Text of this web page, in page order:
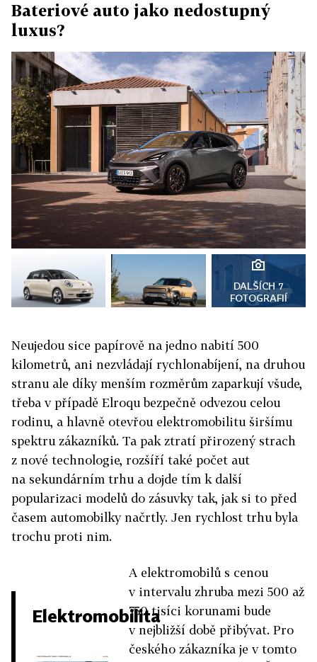
Bateriové auto jako nedostupný
luxus?
DALŠÍCH 7
FOTOGRAFIÍ
Neujedou sice papírově na jedno nabití 500
kilometrů, ani nezvládají rychlonabíjení, na druhou
stranu ale díky menším rozměrům zaparkují všude,
třeba v případě Elroqu bezpečně odvezou celou
rodinu, a hlavně otevřou elektromobilitu širšímu
spektru zákazníků. Ta pak ztratí přirozený strach
z nové technologie, rozšíří také počet aut
na sekundárním trhu a dojde tím k další
popularizaci modelů do zásuvky tak, jak si to před
časem automobilky načrtly. Jen rychlost trhu byla
trochu proti nim.
Elektromobilita
A elektromobilů s cenou
v intervalu zhruba mezi 500 až
750 tisíci korunami bude
v nejbližší době přibývat. Pro
českého zákazníka je v tomto